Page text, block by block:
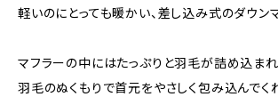
軽いのにとっても暖かい、差し込み式のダウン
マフラーの中にはたっぷりと羽毛が詰め込まれ
羽毛のぬくもりで首元をやさしく包み込んでく